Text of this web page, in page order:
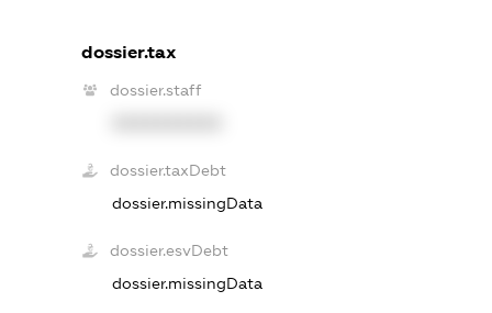
dossier.tax
dossier.staff
dossier.taxDebt
dossier.missingData
dossier.esvDebt
dossier.missingData